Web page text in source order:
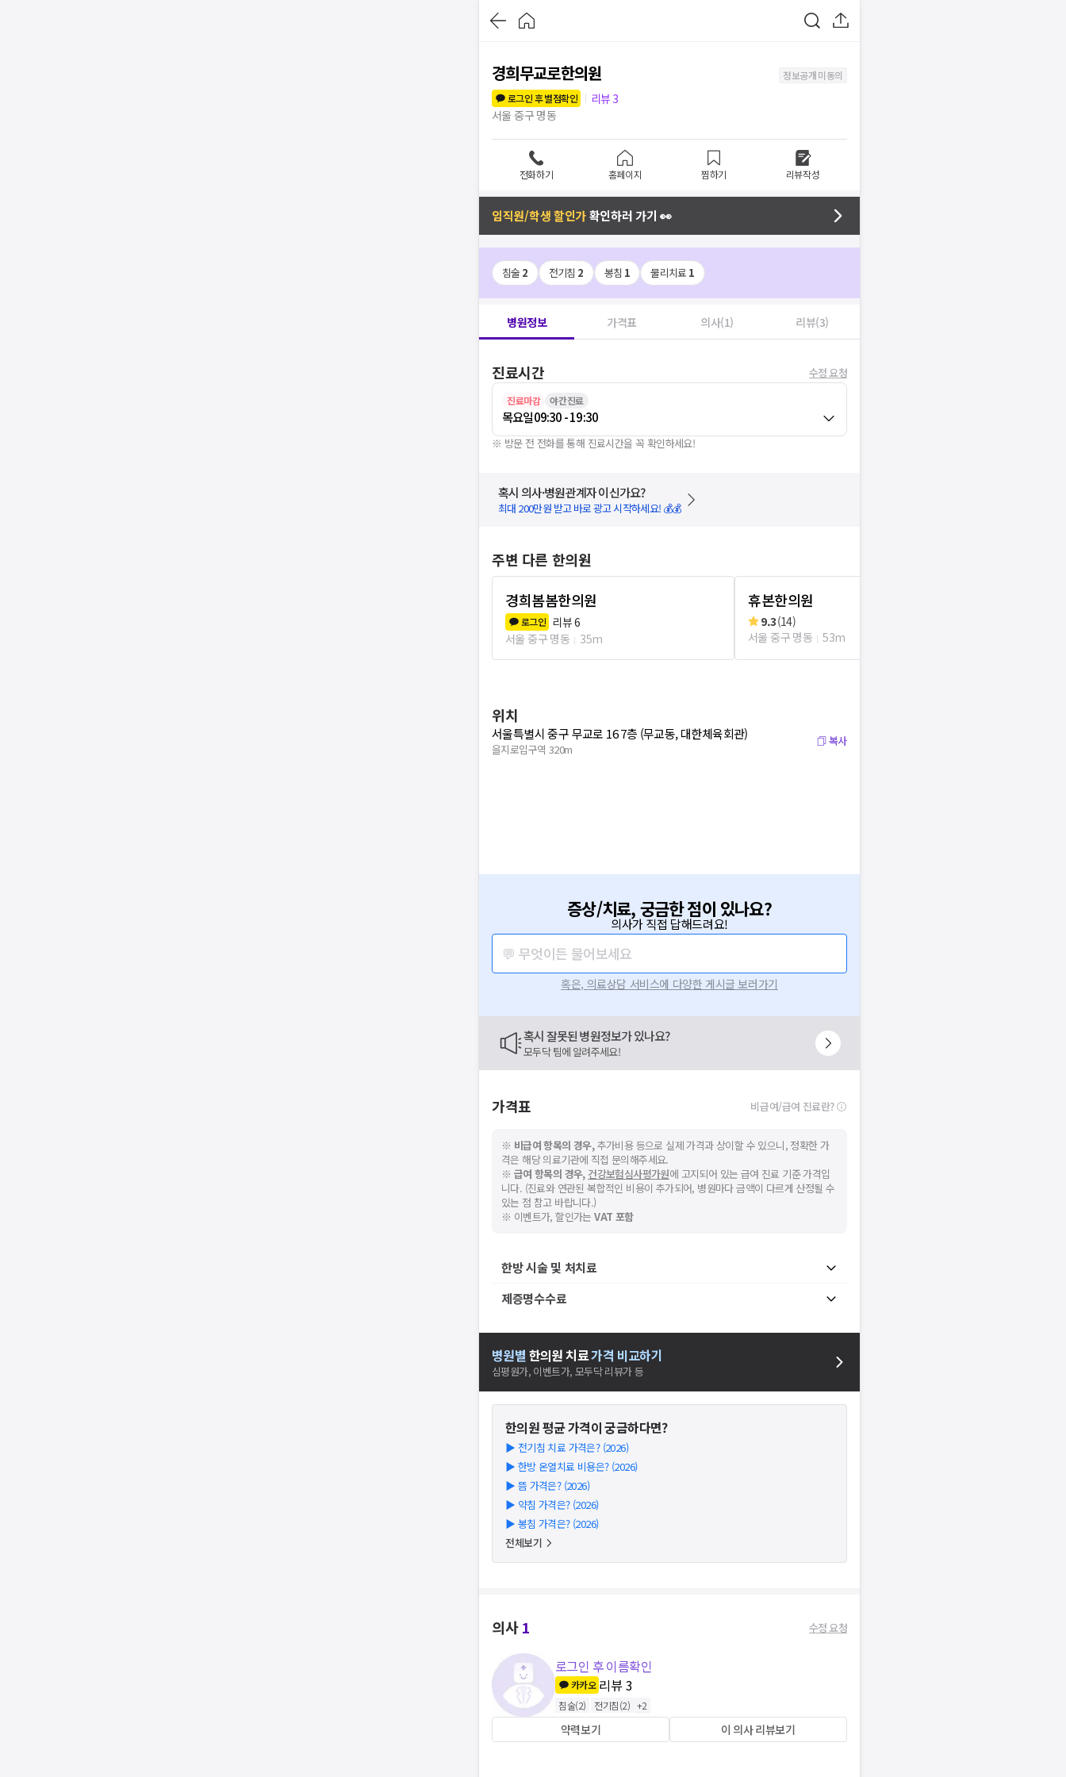
경희무교로한의원
정보공개 미동의
로그인 후 별점확인
리뷰 3
서울 중구 명동
전화하기 홈페이지 찜하기 리뷰작성
임직원/학생 할인가확인하러 가기 👀
침술 2 전기침 2 봉침 1 물리치료 1
병원정보 가격표 의사(1) 리뷰(3)
진료시간 수정 요청
진료마감 야간진료
목요일09:30 - 19:30
※ 방문 전 전화를 통해 진료시간을 꼭 확인하세요!
혹시 의사·병원관계자 이신가요?
최대 200만원 받고 바로 광고 시작하세요! 💰💰
주변 다른 한의원
경희봄봄한의원
로그인 리뷰6
서울 중구 명동
35m
휴본한의원
9.3(14)
서울 중구 명동
53m
위치
서울특별시 중구 무교로 16 7층 (무교동, 대한체육회관)
을지로입구역 320m
복사
증상/치료, 궁금한 점이 있나요?
의사가 직접 답해드려요!
💬 무엇이든 물어보세요
혹은, 의료상담 서비스에 다양한 게시글 보러가기
혹시 잘못된 병원정보가 있나요?
모두닥 팀에 알려주세요!
가격표 비급여/급여 진료란?
※ 비급여 항목의 경우,추가비용 등으로 실제 가격과 상이할 수 있으니, 정확한 가
격은 해당 의료기관에 직접 문의해주세요.
※ 급여 항목의 경우, 건강보험심사평가원에 고지되어 있는 급여 진료 기준 가격입
니다. (진료와 연관된 복합적인 비용이 추가되어, 병원마다 금액이 다르게 산정될 수
있는 점 참고 바랍니다.)
※ 이벤트가, 할인가는VAT 포함
한방 시술 및 처치료
제증명수수료
병원별 한의원치료가격 비교하기
심평원가, 이벤트가, 모두닥 리뷰가 등
한의원평균 가격이 궁금하다면?
▶ 전기침 치료 가격은? (2026)
▶ 한방 온열치료 비용은? (2026)
▶ 뜸 가격은? (2026)
▶ 약침 가격은? (2026)
▶ 봉침 가격은? (2026)
전체보기
의사1 수정 요청
로그인 후 이름확인
카카오 리뷰3
침술(2) 전기침(2) +2
약력보기 이 의사 리뷰보기